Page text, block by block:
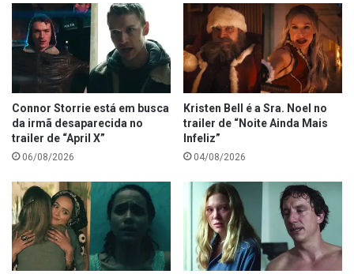
Connor Storrie está em busca
da irmã desaparecida no
trailer de “April X”
06/08/2026
Kristen Bell é a Sra. Noel no
trailer de “Noite Ainda Mais
Infeliz”
04/08/2026